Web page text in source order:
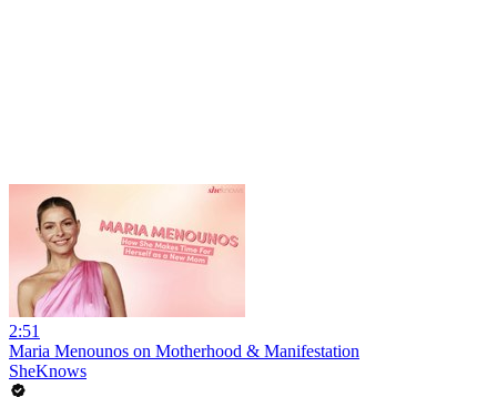
2:51
Maria Menounos on Motherhood & Manifestation
SheKnows